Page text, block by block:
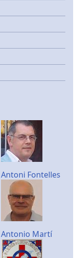
Antoni Fontelles
Antonio Martí